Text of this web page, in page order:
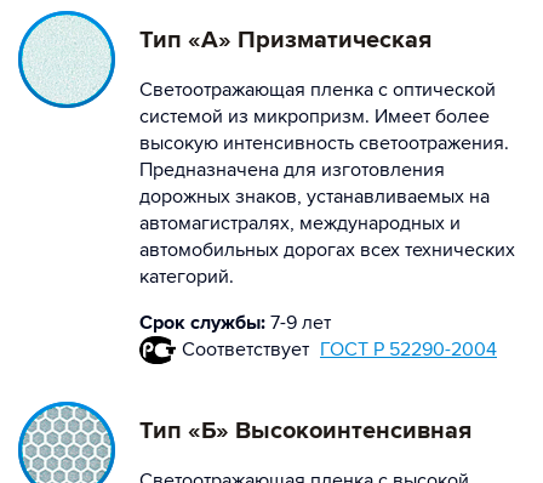
Тип «А» Призматическая
Светоотражающая пленка с оптической
системой из микропризм. Имеет более
высокую интенсивность светоотражения.
Предназначена для изготовления
дорожных знаков, устанавливаемых на
автомагистралях, международных и
автомобильных дорогах всех технических
категорий.
Срок службы: 7-9 лет
Соответствует ГОСТ Р 52290-2004
Тип «Б» Высокоинтенсивная